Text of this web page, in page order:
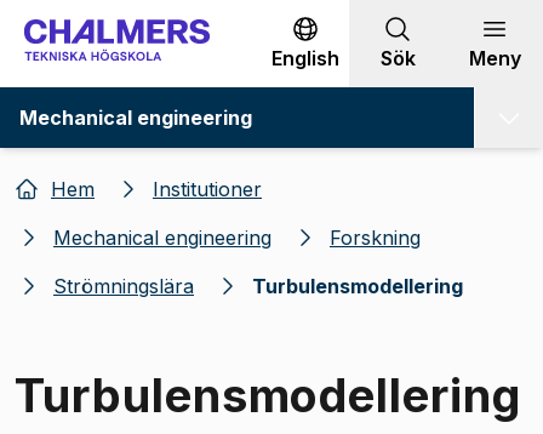
Gå till innehållet
English Sök Meny
Mechanical engineering
Hem
Institutioner
Mechanical engineering
Forskning
Strömningslära
Turbulensmodellering
Turbulensmodellering